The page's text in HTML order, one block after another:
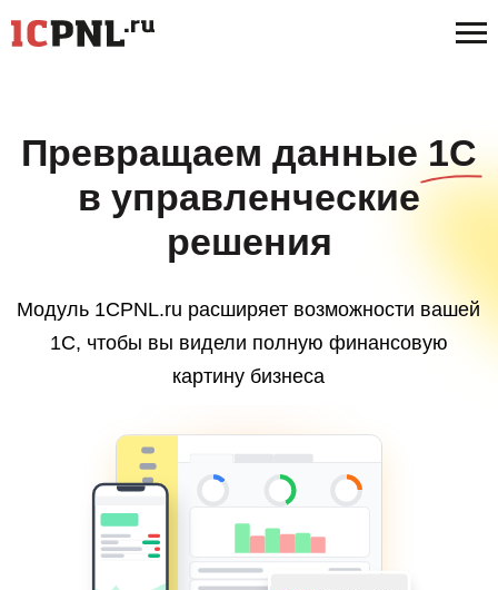
в управленческие
решения
Модуль 1CPNL.ru расширяет возможности вашей
1С, чтобы вы видели полную финансовую